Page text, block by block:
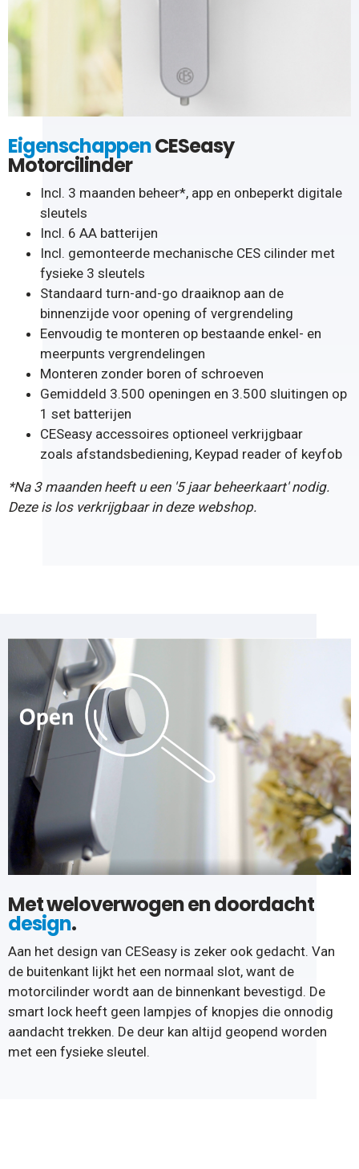
EigenschappenCESeasy
Motorcilinder
Incl. 3 maanden beheer*, app en onbeperkt digitale
sleutels
Incl. 6 AA batterijen
Incl. gemonteerde mechanische CES cilinder met
fysieke 3 sleutels
Standaard turn-and-go draaiknop aan de
binnenzijde voor opening of vergrendeling
Eenvoudig te monteren op bestaande enkel- en
meerpunts vergrendelingen
Monteren zonder boren of schroeven
Gemiddeld 3.500 openingen en 3.500 sluitingen op
1 set batterijen
CESeasy accessoires optioneel verkrijgbaar
zoals afstandsbediening, Keypad reader of keyfob
*Na 3 maanden heeft u een ' 5 jaar beheerkaart' nodig.
Deze is los verkrijgbaar in deze webshop.
Met weloverwogen en doordacht
design.
Aan het design van CESeasy is zeker ook gedacht. Van
de buitenkant lijkt het een normaal slot, want de
motorcilinder wordt aan de binnenkant bevestigd. De
smart lock heeft geen lampjes of knopjes die onnodig
aandacht trekken. De deur kan altijd geopend worden
met een fysieke sleutel.